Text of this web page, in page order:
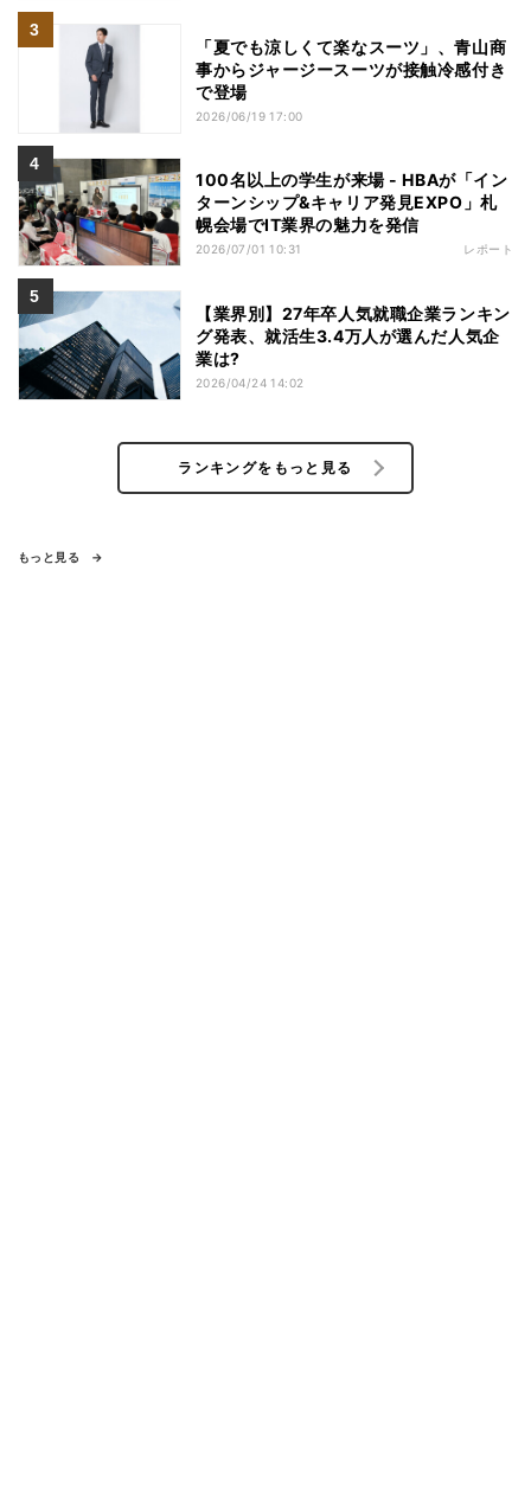
「夏でも涼しくて楽なスーツ」、青山商
事からジャージースーツが接触冷感付き
で登場
2026/06/19 17:00
100名以上の学生が来場 - HBAが「イン
ターンシップ&キャリア発見EXPO」札
幌会場でIT業界の魅力を発信
2026/07/01 10:31 レポート
【業界別】27年卒人気就職企業ランキン
グ発表、就活生3.4万人が選んだ人気企
業は?
2026/04/24 14:02
ランキングをもっと見る
もっと見る